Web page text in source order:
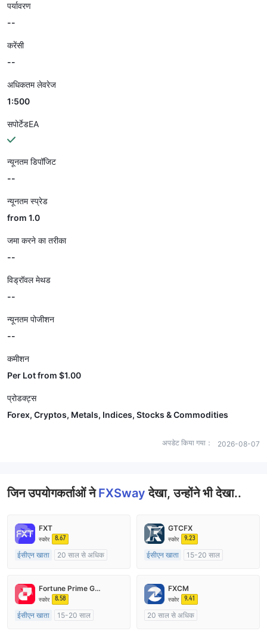
पर्यावरण
--
करेंसी
--
अधिकतम लेवरेज
1:500
सपोर्टेडEA
न्यूनतम डिपॉजिट
--
न्यूनतम स्प्रेड
from 1.0
जमा करने का तरीका
--
विड्रॉवल मेथड
--
न्यूनतम पोजीशन
--
कमीशन
Per Lot from $1.00
प्रोडक्ट्स
Forex, Cryptos, Metals, Indices, Stocks & Commodities
अपडेट किया गया： 2026-08-07
जिन उपयोगकर्ताओं नेFXSwayदेखा, उन्होंने भी देखा..
FXT
स्कोर 8.67
ईसीएन खाता
20 साल से अधिक
मार्केट मेकिंग (एमएम)
मुख्य-लेबल MT4
GTCFX
स्कोर 9.23
ईसीएन खाता
15-20 साल
मार्केट मेकिंग (एमएम)
मुख्य-लेबल MT4
Fortune Prime Global
स्कोर 8.58
ईसीएन खाता
15-20 साल
FXCM
स्कोर 9.41
20 साल से अधिक